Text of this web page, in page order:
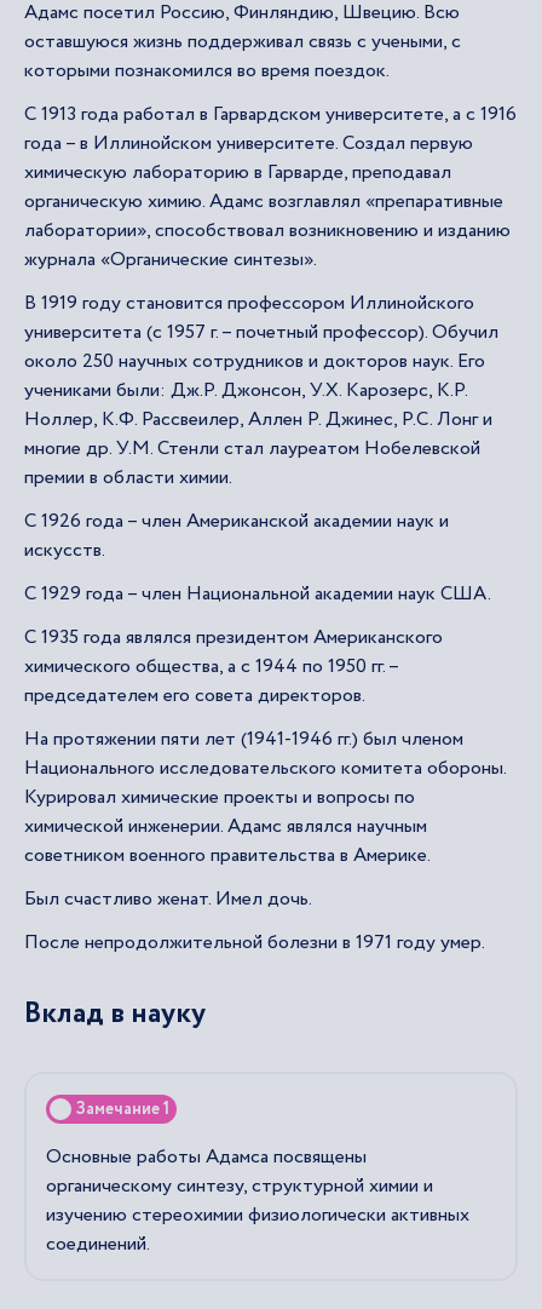
Адамс посетил Россию, Финляндию, Швецию. Всю
оставшуюся жизнь поддерживал связь с учеными, с
которыми познакомился во время поездок.
С 1913 года работал в Гарвардском университете, а с 1916
года – в Иллинойском университете. Создал первую
химическую лабораторию в Гарварде, преподавал
органическую химию. Адамс возглавлял «препаративные
лаборатории», способствовал возникновению и изданию
журнала «Органические синтезы».
В 1919 году становится профессором Иллинойского
университета (с 1957 г. – почетный профессор). Обучил
около 250 научных сотрудников и докторов наук. Его
учениками были: Дж.Р. Джонсон, У.Х. Карозерс, К.Р.
Ноллер, К.Ф. Рассвеилер, Аллен Р. Джинес, Р.С. Лонг и
многие др. У.М. Стенли стал лауреатом Нобелевской
премии в области химии.
С 1926 года – член Американской академии наук и
искусств.
С 1929 года – член Национальной академии наук США.
С 1935 года являлся президентом Американского
химического общества, а с 1944 по 1950 гг. –
председателем его совета директоров.
На протяжении пяти лет (1941-1946 гг.) был членом
Национального исследовательского комитета обороны.
Курировал химические проекты и вопросы по
химической инженерии. Адамс являлся научным
советником военного правительства в Америке.
Был счастливо женат. Имел дочь.
После непродолжительной болезни в 1971 году умер.
Вклад в науку
Замечание 1
Основные работы Адамса посвящены
органическому синтезу, структурной химии и
изучению стереохимии физиологически активных
соединений.